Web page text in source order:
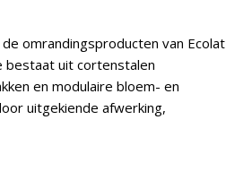
omrandingsproducten van Ecolat
bestaat uit cortenstalen
en modulaire bloem- en
uitgekiende afwerking,